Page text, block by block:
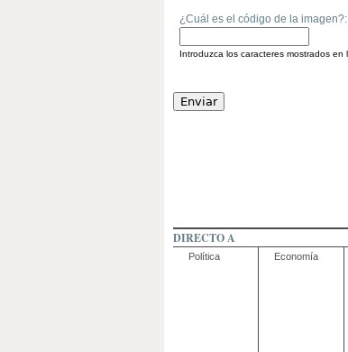
¿Cuál es el código de la imagen?:
Introduzca los caracteres mostrados en
DIRECTO A
Política Economía